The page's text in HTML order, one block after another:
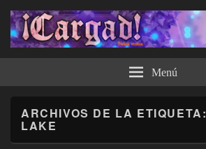
¡Cargad! Menú
ARCHIVOS DE LA ETIQUETA:
LAKE